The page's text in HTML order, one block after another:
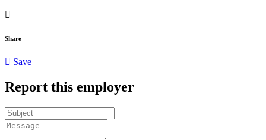
Share
Save
Report this employer